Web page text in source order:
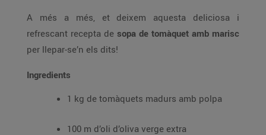
A més a més, et deixem aquesta deliciosa i
refrescant recepta de sopa de tomàquet amb marisc
per llepar-se’n els dits!
Ingredients
1 kg de tomàquets madurs amb polpa
100 m d’oli d’oliva verge extra